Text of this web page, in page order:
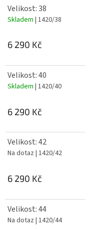
Velikost: 38
Skladem | 1420/38
6 290 Kč
Velikost: 40
Skladem | 1420/40
6 290 Kč
Velikost: 42
Na dotaz | 1420/42
6 290 Kč
Velikost: 44
Na dotaz | 1420/44